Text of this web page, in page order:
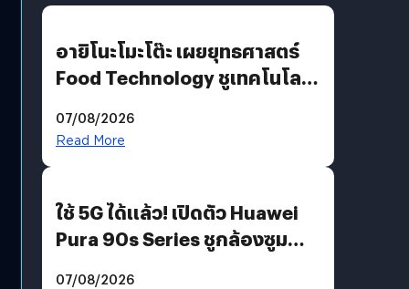
อายิโนะโมะโต๊ะ เผยยุทธศาสตร์
Food Technology ชูเทคโนโลยี
บริโภคและ B2B
07/08/2026
Read More
ใช้ 5G ได้แล้ว! เปิดตัว Huawei
Pura 90s Series ชูกล้องซูม
07/08/2026